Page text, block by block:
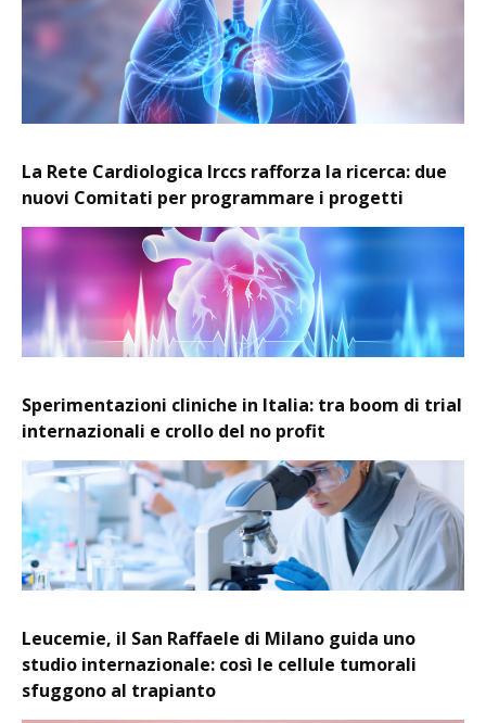
La Rete Cardiologica Irccs rafforza la ricerca: due
nuovi Comitati per programmare i progetti
Sperimentazioni cliniche in Italia: tra boom di trial
internazionali e crollo del no profit
Leucemie, il San Raffaele di Milano guida uno
studio internazionale: così le cellule tumorali
sfuggono al trapianto